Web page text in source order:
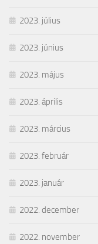
2023. július
2023. június
2023. május
2023. április
2023. március
2023. február
2023. január
2022. december
2022. november